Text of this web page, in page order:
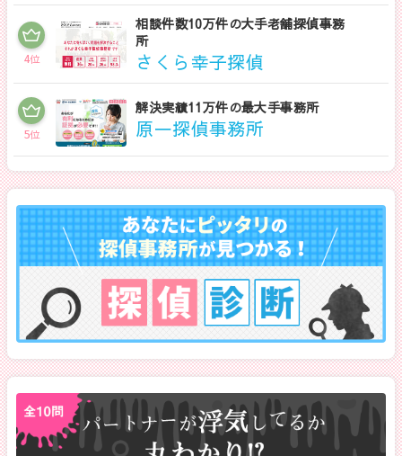
4位
相談件数10万件の大手老舗探偵事務
所
さくら幸子探偵
5位
解決実績11万件の最大手事務所
原一探偵事務所